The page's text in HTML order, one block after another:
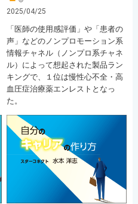
2025/04/25
「医師の使用感評価」や「患者の
声」などのノンプロモーション系
情報チャネル（ノンプロ系チャネ
ル）によって想起された製品ラン
キングで、１位は慢性心不全・高
血圧症治療薬エンレストとなっ
た。